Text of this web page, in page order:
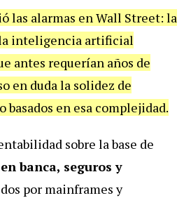
las alarmas en Wall Street: la
inteligencia artificial
antes requerían años de
en duda la solidez de
basados en esa complejidad.
sobre la base de
banca, seguros y
por mainframes y